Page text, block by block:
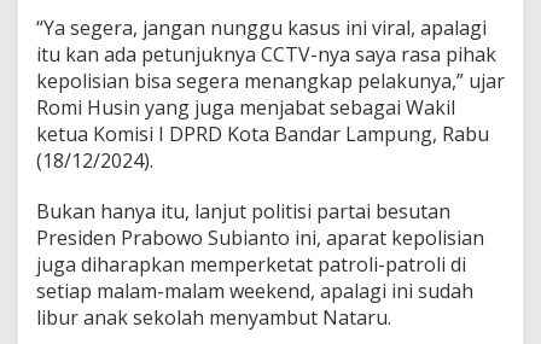
s
i
e
g
e
a
n
g
k
a
p
“Ya segera, jangan nunggu kasus ini viral, apalagi
itu kan ada petunjuknya CCTV-nya saya rasa pihak
kepolisian bisa segera menangkap pelakunya,” ujar
Romi Husin yang juga menjabat sebagai Wakil
ketua Komisi I DPRD Kota Bandar Lampung, Rabu
(18/12/2024).
Bukan hanya itu, lanjut politisi partai besutan
Presiden Prabowo Subianto ini, aparat kepolisian
juga diharapkan memperketat patroli-patroli di
setiap malam-malam weekend, apalagi ini sudah
libur anak sekolah menyambut Nataru.